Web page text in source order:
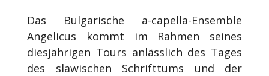
Das Bulgarische a-capella-Ensemble
Angelicus kommt im Rahmen seines
diesjährigen Tours anlässlich des Tages
des slawischen Schrifttums und der